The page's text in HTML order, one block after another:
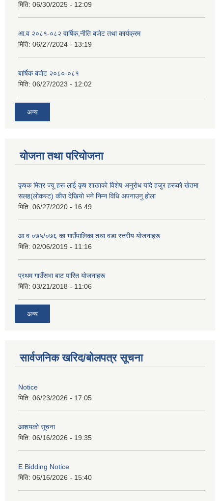
मिति: 06/30/2025 - 12:09
आ.व २०८१-०८२ वार्षिक,नीति बजेट तथा कार्यक्रम
मिति: 06/27/2024 - 13:19
बार्षिक बजेट २०८०-०८१
मिति: 06/27/2023 - 12:02
अन्य
योजना तथा परियोजना
कृषक मित्र ज्यू हरू लाई कृष शाखाकाे विशेष अनुराेध यदि हजुर हरूकाे खेतमा
सलह(लाेकस्ट) कीरा देखियाे भने निम्न विधि अपनाउनु हाेला
मिति: 06/27/2020 - 16:49
आ‍.व ०७५/०७६ का गाउँपालिका तथा वडा स्तरीय याेजनाहरू
मिति: 02/06/2019 - 11:16
प्रथम गाउँसभा बाट पारित याेजनाहरू
मिति: 03/21/2018 - 11:06
अन्य
सार्वजनिक खरिद/बोलपत्र सूचना
Notice
मिति: 06/23/2026 - 17:05
आशयको सूचना
मिति: 06/16/2026 - 19:35
E Bidding Notice
मिति: 06/16/2026 - 15:40